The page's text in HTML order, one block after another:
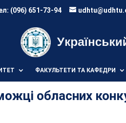
(096) 651-73-94
ФАКУЛЬТЕТИ ТА КАФЕДРИ
обласних